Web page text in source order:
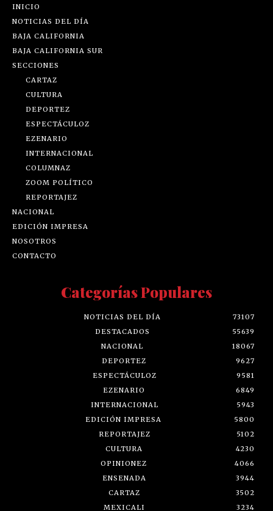
INICIO
NOTICIAS DEL DÍA
BAJA CALIFORNIA
BAJA CALIFORNIA SUR
SECCIONES
CARTAZ
CULTURA
DEPORTEZ
ESPECTÁCULOZ
EZENARIO
INTERNACIONAL
COLUMNAZ
ZOOM POLÍTICO
REPORTAJEZ
NACIONAL
EDICIÓN IMPRESA
NOSOTROS
CONTACTO
Categorías Populares
NOTICIAS DEL DÍA
73107
DESTACADOS
55639
NACIONAL
18067
DEPORTEZ
9627
ESPECTÁCULOZ
9581
EZENARIO
6849
INTERNACIONAL
5943
EDICIÓN IMPRESA
5800
REPORTAJEZ
5102
CULTURA
4230
OPINIONEZ
4066
ENSENADA
3944
CARTAZ
3502
MEXICALI
3234